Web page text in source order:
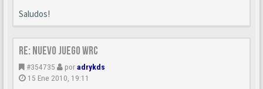
Saludos!
Re: Nuevo juego WRC
#354735 poradrykds
15 Ene 2010, 19:11